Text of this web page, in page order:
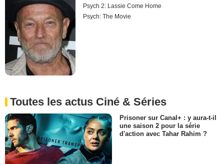
Psych 2: Lassie Come Home
Psych: The Movie
Toutes les actus Ciné & Séries
Prisoner sur Canal+ : y aura-t-il
une saison 2 pour la série
d'action avec Tahar Rahim ?